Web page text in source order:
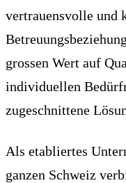
vertrauensvolle und
grossen Wert auf
individuellen
zugeschnittene
Als etabliertes
ganzen Schweiz